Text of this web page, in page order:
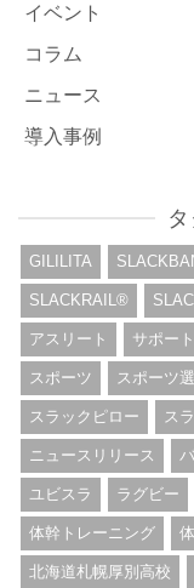
イベント
コラム
ニュース
導入事例
GILILITA
SLACKRAIL®︎
アスリート サポート
スポーツ スポーツ
スラックピロー ス
ニュースリリース
ユビスラ ラグビー
体幹トレーニング
北海道札幌厚別高校